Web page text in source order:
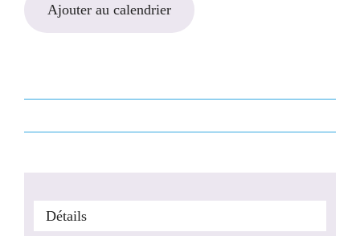
Ajouter au calendrier
Détails